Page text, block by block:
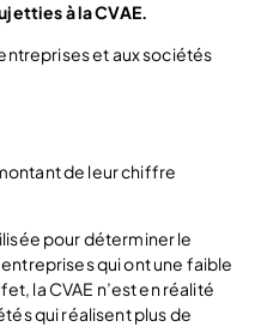
à la CVAE.
et aux sociétés
de leur chiffre
pour déterminer le
qui ont une faible
la CVAE n’est en réalité
qui réalisent plus de